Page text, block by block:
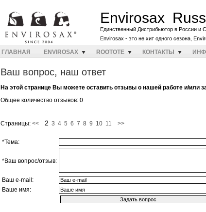
Envirosax
Единственный Дистрибьютор в России и
Envirosax - это не хит одного сезона,
ГЛАВНАЯ ENVIROSAX ROOTOTE КОНТАКТЫ
Ваш вопрос, наш ответ
На этой странице Вы можете оставить отзывы о нашей работе и/или
Общее количество отзывов: 0
Страницы: << 2 3 4 5 6 7 8 9 10 11 >>
*Тема:
*Ваш вопрос/отзыв:
Ваш e-mail:
Ваше имя: